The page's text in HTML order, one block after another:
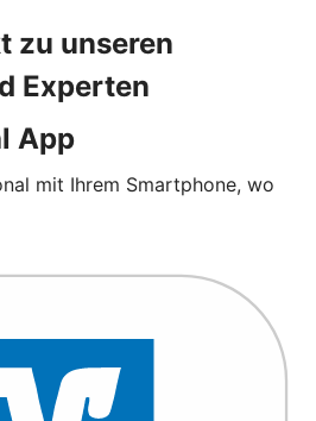
zu unseren
Experten
App
mit Ihrem Smartphone, wo